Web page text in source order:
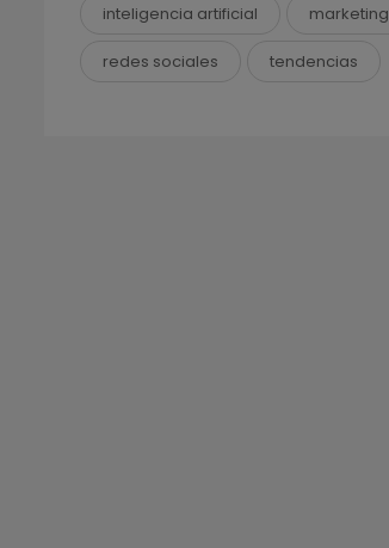
inteligencia artificial marketing
redes sociales tendencias